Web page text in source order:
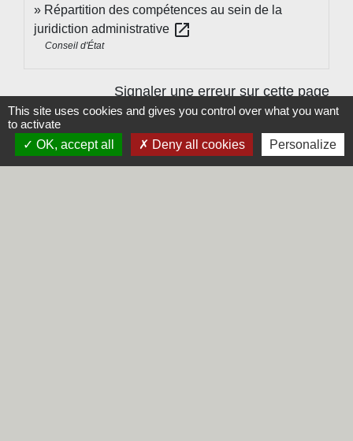
Répartition des compétences au sein de la
juridiction administrative open_in_new
Conseil d'État
Signaler une erreur sur cette page
This site uses cookies and gives you control over what you want
to activate
OK, accept all
Deny all cookies Personalize